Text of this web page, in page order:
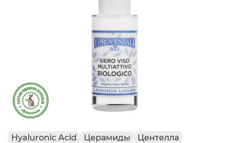
Hyaluronic Acid Церамиды
Центелла